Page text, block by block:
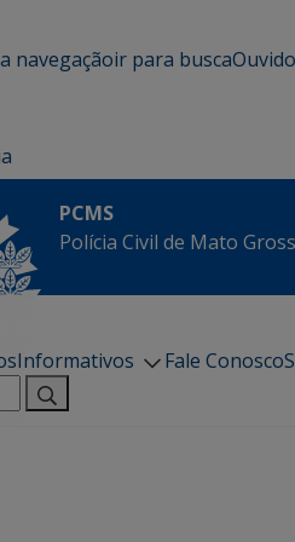
navegaçãoir para busca
PCMS
Polícia Civil de Mato
Informativos Fale Conosco